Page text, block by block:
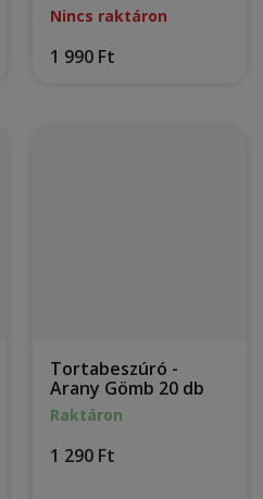
Nincs raktáron
1 990 Ft
Tortabeszúró -
Arany Gömb 20 db
Raktáron
1 290 Ft